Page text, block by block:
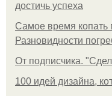
достичь успеха
Самое время копать
Разновидности
От подписчика.
100 идей дизайна,